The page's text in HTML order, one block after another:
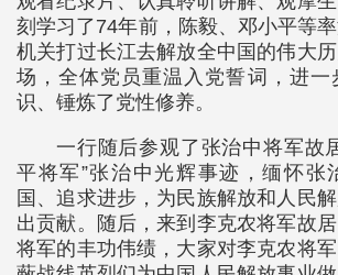
刻学习了74年前，陈毅、邓小平等
机关打过长江去解放全中国的伟大
场，全体党员重温入党誓词，进一
识、锤炼了党性修养。
一行随后参观了张治中将军故
平将军”张治中光辉事迹，缅怀张
国、追求进步，为民族解放和人民
出贡献。随后，来到李克农将军故
将军的丰功伟绩，大家对李克农将